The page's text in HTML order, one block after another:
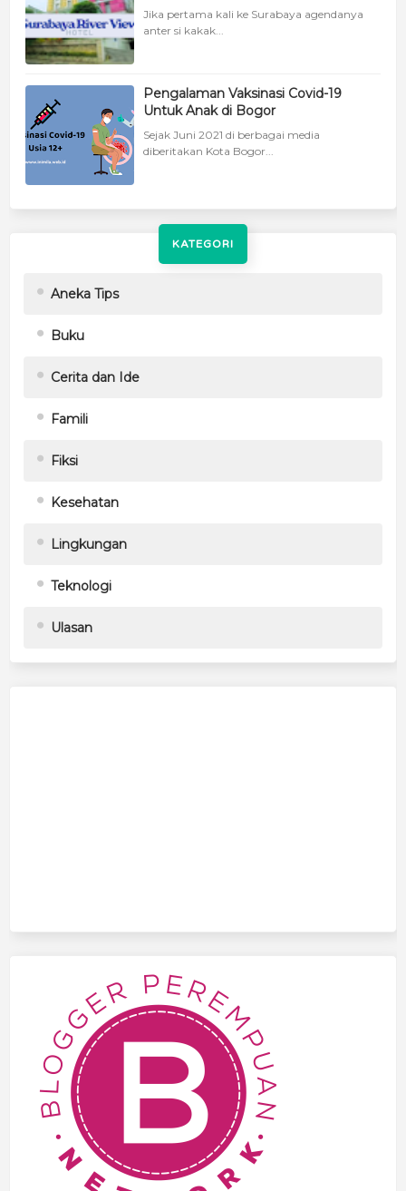
Jika pertama kali ke Surabaya agendanya
anter si kakak...
Pengalaman Vaksinasi Covid-19
Untuk Anak di Bogor
Sejak Juni 2021 di berbagai media
diberitakan Kota Bogor...
KATEGORI
Aneka Tips
Buku
Cerita dan Ide
Famili
Fiksi
Kesehatan
Lingkungan
Teknologi
Ulasan